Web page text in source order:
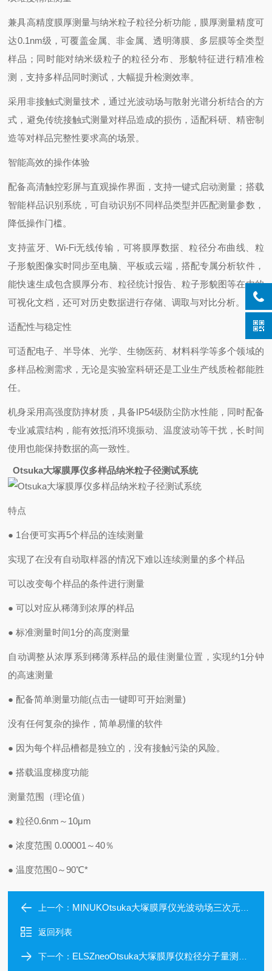
兼具高精度膜厚测量与纳米粒子粒径分析功能，膜厚测量精度可
达0.1nm级，可覆盖金属、非金属、透明薄膜、多层膜等全类型
样品；同时能对纳米级粒子的粒径分布、形貌特征进行精准检
测，支持多样品同时测试，大幅提升检测效率。
采用非接触式测量技术，通过光波动场与散射光谱分析结合的方
式，避免传统接触式测量对样品造成的损伤，适配科研、精密制
造等对样品完整性要求高的场景。
‌智能高效的操作体验‌
配备高清触控彩屏与直观操作界面，支持一键式启动测量；搭载
智能样品识别系统，可自动识别不同样品类型并匹配测量参数，
降低操作门槛。
支持蓝牙、Wi-Fi无线传输，可将膜厚数据、粒径分布曲线、粒
子形貌图像实时同步至电脑、平板或云端，搭配专属分析软件，
能快速生成包含膜厚分布、粒径统计报告、粒子形貌图等在内的
可视化文档，还可对历史数据进行存储、调取与对比分析。
‌适配性与稳定性‌
可适配电子、半导体、光学、生物医药、材料科学等多个领域的
多样品检测需求，无论是实验室科研还是工业生产线质检都能胜
任。
机身采用高强度防摔材质，具备IP54级防尘防水性能，同时配备
专业减震结构，能有效抵消环境振动、温度波动等干扰，长时间
使用也能保持数据的高一致性。
Otsuka大塚膜厚仪多样品纳米粒子径测试系统
特点
● 1台便可实再5个样品的连续测量
实现了在没有自动取样器的情况下难以连续测量的多个样品
可以改变每个样品的条件进行测量
● 可以对应从稀薄到浓厚的样品
● 标准测量时间1分的高度测量
自动调整从浓厚系到稀薄系样品的最佳测量位置，实现约1分钟
的高速测量
● 配备简单测量功能(点击一键即可开始测量)
没有任何复杂的操作，简单易懂的软件
● 因为每个样品槽都是独立的，没有接触污染的风险。
● 搭载温度梯度功能
测量范围（理论值）
● 粒径0.6nm～10μm
● 浓度范围 0.00001～40％
● 温度范围0～90℃*
上一个： MINUKOtsuka大塚膜厚仪光波动场三次元显微镜
返回列表
下一个： ELSZneoOtsuka大塚膜厚仪粒径分子量测试系统